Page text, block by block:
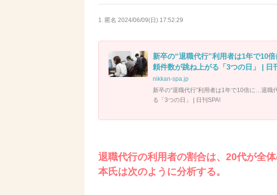
1. 匿名 2024/06/09(日) 17:52:29
新卒の“退職代行”利用者は1年で10
頼件数が跳ね上がる「3つの日」 | 日
nikkan-spa.jp
新卒の“退職代行”利用者は1年で10倍に…退職
る「3つの日」 | 日刊SPA!
退職代行の利用者の割合は、20代が全
本氏は次のように分析する。